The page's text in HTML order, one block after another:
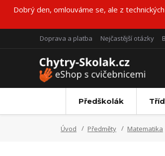
Dobrý den, omlouváme se, ale z
Doprava a platba Nejčastější otázky
Předškolák
Úvod Předměty Matematika